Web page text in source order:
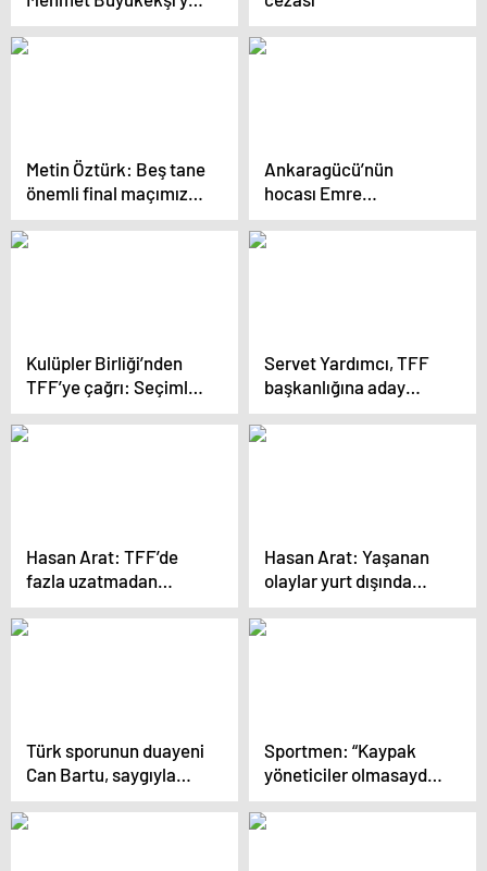
destek açıklaması
Metin Öztürk: Beş tane
önemli final maçımız
var
Ankaragücü’nün
hocası Emre
Belözoğlu: Türk
futbolunun selası
Kulüpler Birliği’nden
TFF’ye çağrı: Seçimler
haziranın ilk haftası
yapılmalı
Servet Yardımcı, TFF
başkanlığına aday
olduğunu açıkladı
Hasan Arat: TFF’de
fazla uzatmadan
seçime gidilmeli
Hasan Arat: Yaşanan
olaylar yurt dışında
sıkıntılı görüntü verdi
Türk sporunun duayeni
Can Bartu, saygıyla
anılıyor
Sportmen: “Kaypak
yöneticiler olmasaydı,
şimdi TFF başkanıydı”